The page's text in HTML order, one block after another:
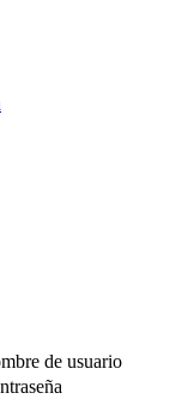
de usuario